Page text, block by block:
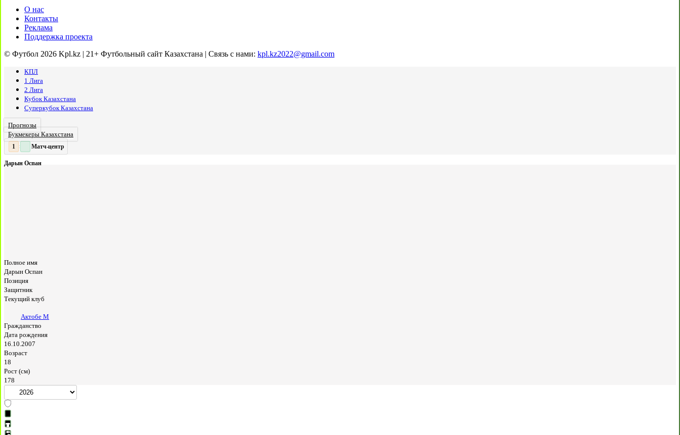
О нас
Контакты
Реклама
Поддержка проекта
© Футбол 2026 Kpl.kz | 21+ Футбольный сайт Казахстана | Связь с нами: kpl.kz2022@gmail.com
КПЛ
1 Лига
2 Лига
Кубок Казахстана
Суперкубок Казахстана
Прогнозы
Букмекеры Казахстана
2 : Матч-центр
Дарын Оспан
Полное имя
Дарын Оспан
Позиция
Защитник
Текущий клуб
Актобе М
Гражданство
Дата рождения
16.10.2007
Возраст
18
Рост (см)
178